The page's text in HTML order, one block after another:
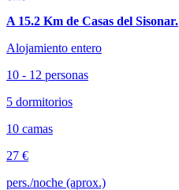
A 15.2 Km de Casas del Sisonar.
Alojamiento entero
10 - 12 personas
5 dormitorios
10 camas
27 €
pers./noche (aprox.)